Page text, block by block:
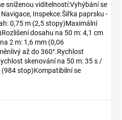
sníženou viditelností:Vyhýbání se
Inspekce.Šířka paprsku -
0,75 m (2,5 stopy)Maximální
dosahu na 50 m: 4,1 cm
2 m: 1,6 mm (0,06
až do 360°.Rychlost
skenování na 50 m: 35 s /
stop)Kompatibilní se